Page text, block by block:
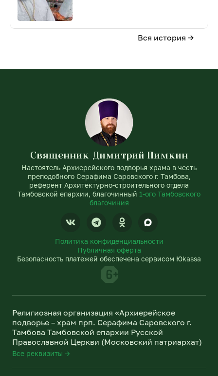
Вся история →
Священник Димитрий Пимкин
Настоятель Архиерейского подворья храма в честь
преподобного Серафима Саровского г. Тамбова,
референт Архитектурно-строительного отдела
Тамбовской епархии, благочинный 1-ого Тамбовского
благочиния
V
k
T
e
e
g
m
O
d
o
k
s
i
k
i
Политика конфиденциальности
Публичная оферта
Безопасность платежей обеспечена сервисом Юkassa
Религиозная организация «Архиерейское
подворье – храм прп. Серафима Саровского г.
Тамбова Тамбовской епархии Русской
Православной Церкви (Московский патриархат)
Все реквизиты →